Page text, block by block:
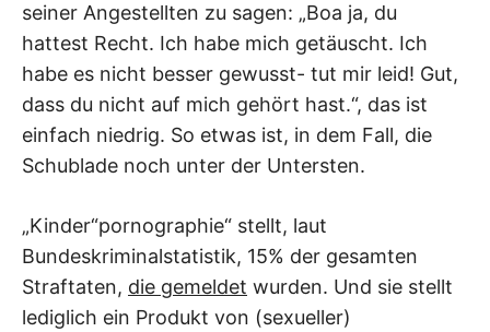
seiner Angestellten zu sagen: „Boa ja, du
hattest Recht. Ich habe mich getäuscht. Ich
habe es nicht besser gewusst- tut mir leid! Gut,
dass du nicht auf mich gehört hast.“, das ist
einfach niedrig. So etwas ist, in dem Fall, die
Schublade noch unter der Untersten.
„Kinder“pornographie“ stellt, laut
Bundeskriminalstatistik, 15% der gesamten
Straftaten, die gemeldet wurden. Und sie stellt
lediglich ein Produkt von (sexueller)